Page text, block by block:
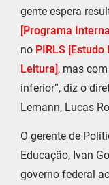
gente espera
[Programa
no PIRLS
Leitura], mas
inferior”, diz o
Lemann, Lucas
O gerente de
Educação, Ivan
governo federal